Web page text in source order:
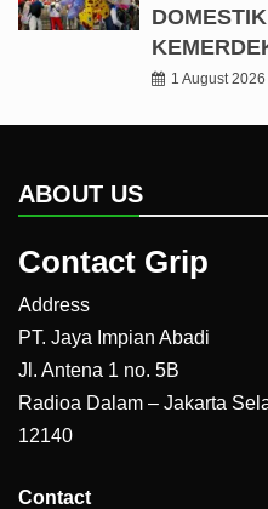
1 August 2026
ABOUT US
Contact Grip
Address
PT. Jaya Impian Abadi
Jl. Antena 1 no. 5B
Radioa Dalam – Jakarta
12140
Contact